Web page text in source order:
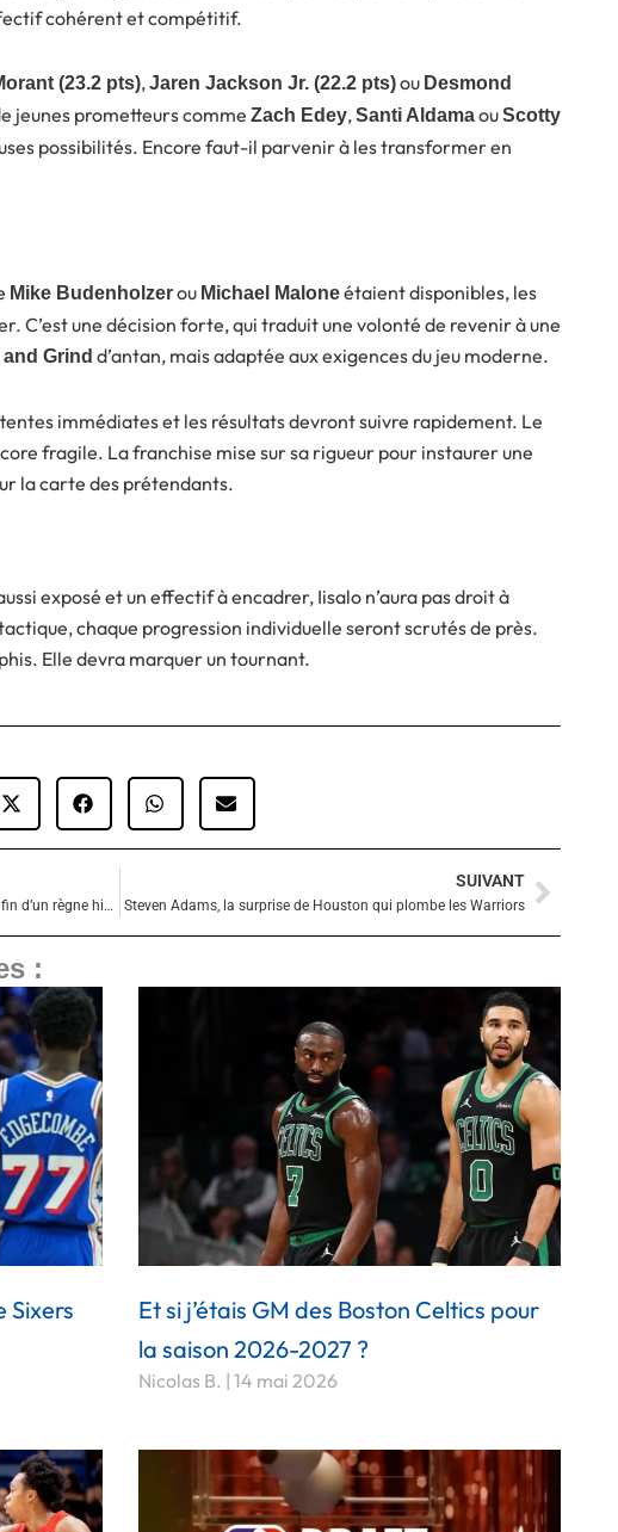
cohérent et compétitif.
(23.2 pts),Jaren Jackson Jr. (22.2 pts)ou Desmond
jeunes prometteurs comme Zach Edey,Santi AldamaouScotty
possibilités. Encore faut-il parvenir à les transformer en
Mike Budenholzerou Michael Maloneétaient disponibles, les
C’est une décision forte, qui traduit une volonté de revenir à une
Grind d’antan, mais adaptée aux exigences du jeu moderne.
immédiates et les résultats devront suivre rapidement. Le
fragile. La franchise mise sur sa rigueur pour instaurer une
la carte des prétendants.
exposé et un effectif à encadrer, Iisalo n’aura pas droit à
chaque progression individuelle seront scrutés de près.
Elle devra marquer un tournant.
Gregg Popovich quitte le banc des Spurs : la fin d’un règne historique
SUIVANT
Steven Adams, la surprise de Houston qui plombe les WarriorsSuivant
:
Sixers
Et si j’étais GM des Boston Celtics pour
la saison 2026-2027 ?
Nicolas B. 14 mai 2026